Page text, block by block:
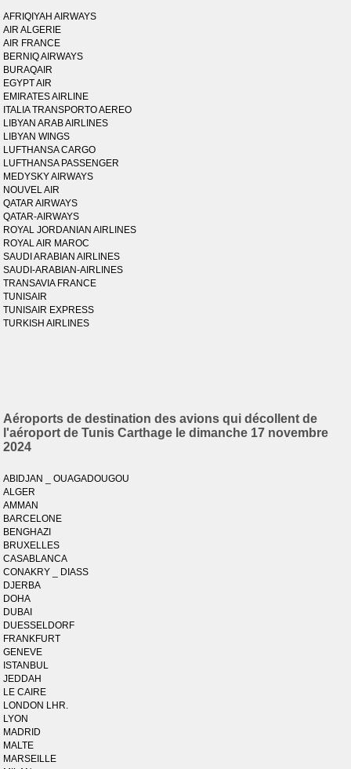
AFRIQIYAH AIRWAYS
AIR ALGERIE
AIR FRANCE
BERNIQ AIRWAYS
BURAQAIR
EGYPT AIR
EMIRATES AIRLINE
ITALIA TRANSPORTO AEREO
LIBYAN ARAB AIRLINES
LIBYAN WINGS
LUFTHANSA CARGO
LUFTHANSA PASSENGER
MEDYSKY AIRWAYS
NOUVEL AIR
QATAR AIRWAYS
QATAR-AIRWAYS
ROYAL JORDANIAN AIRLINES
ROYAL AIR MAROC
SAUDI ARABIAN AIRLINES
SAUDI-ARABIAN-AIRLINES
TRANSAVIA FRANCE
TUNISAIR
TUNISAIR EXPRESS
TURKISH AIRLINES
Aéroports de destination des avions qui décollent de
l'aéroport de Tunis Carthage le dimanche 17 novembre
2024
ABIDJAN _ OUAGADOUGOU
ALGER
AMMAN
BARCELONE
BENGHAZI
BRUXELLES
CASABLANCA
CONAKRY _ DIASS
DJERBA
DOHA
DUBAI
DUESSELDORF
FRANKFURT
GENEVE
ISTANBUL
JEDDAH
LE CAIRE
LONDON LHR.
LYON
MADRID
MALTE
MARSEILLE